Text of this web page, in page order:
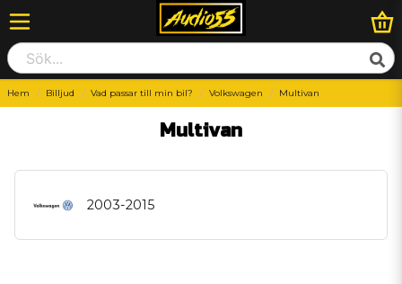
Hem Billjud Vad passar till min bil? Volkswagen Multivan
Multivan
2003-2015